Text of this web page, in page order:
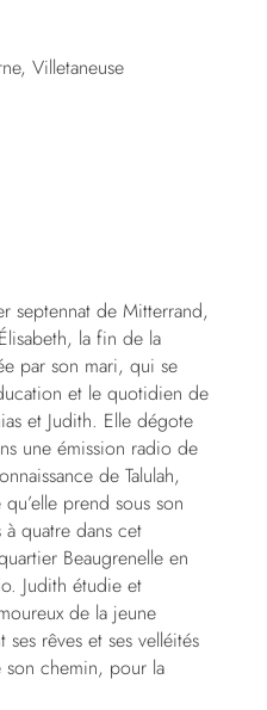
Villetaneuse
septennat de Mitterrand,
la fin de la
par son mari, qui se
et le quotidien de
et Judith. Elle dégote
une émission radio de
de Talulah,
prend sous son
à quatre dans cet
Beaugrenelle en
Judith étudie et
de la jeune
rêves et ses velléités
son chemin, pour la